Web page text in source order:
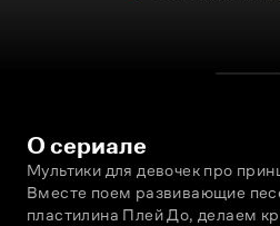
О сериале
Мультики для девочек про
Вместе поем развивающие
пластилина Плей До, делаем